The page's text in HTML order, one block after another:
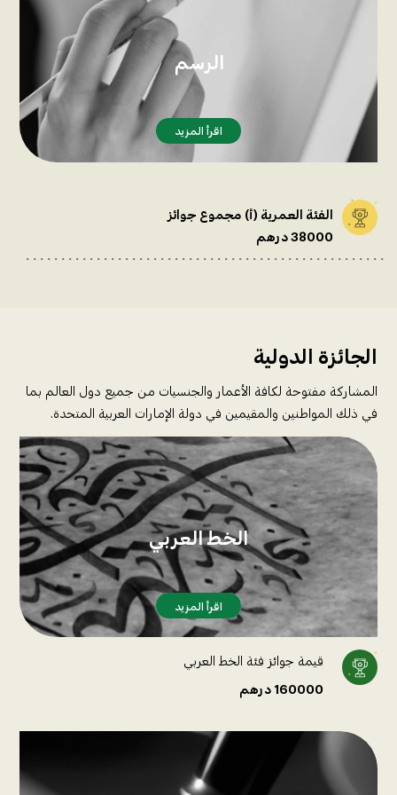
الرسم
اقرأ المزيد
اقرأ المزيد
الفئة العمرية (أ) مجموع جوائز
38000 درهم
الجائزة الدولية
المشاركة مفتوحة لكافة الأعمار والجنسيات من جميع دول العالم بما
في ذلك المواطنين والمقيمين في دولة الإمارات العربية المتحدة.
الخط العربي
اقرأ المزيد
الفائز الأول : 80000 درهم
الفائز الثاني : 50000 درهم
الفائز الثالث : 30000 درهم
اقرأ المزيد
قيمة جوائز فئة الخط العربي
160000 درهم